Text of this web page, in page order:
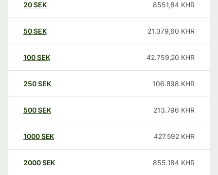
20SEK 8551,84 KHR
50SEK 21.379,60 KHR
100SEK 42.759,20 KHR
250SEK 106.898 KHR
500SEK 213.796 KHR
1000SEK 427.592 KHR
2000SEK 855.184 KHR